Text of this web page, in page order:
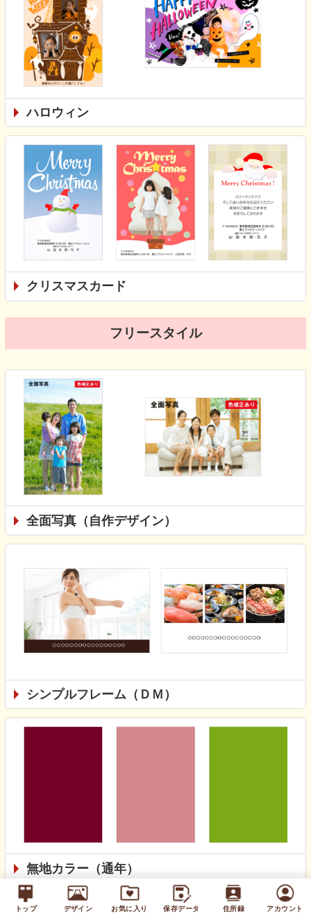
トップ デザイン お気に入り 保存データ 住所録 アカウント
ハロウィン
クリスマスカード
フリースタイル
全面写真（自作デザイン）
シンプルフレーム（ＤＭ）
無地カラー（通年）